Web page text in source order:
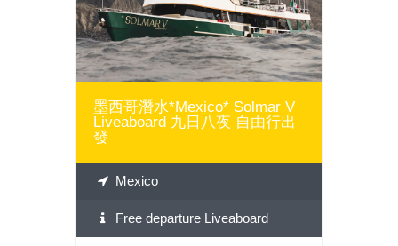
墨西哥潛水*Mexico* Solmar V
Liveaboard 九日八夜 自由行出
發
Mexico
Free departure Liveaboard